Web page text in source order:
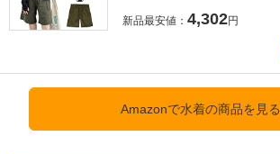
新品最安値： 4,302円
Amazonで水着の商品を見る